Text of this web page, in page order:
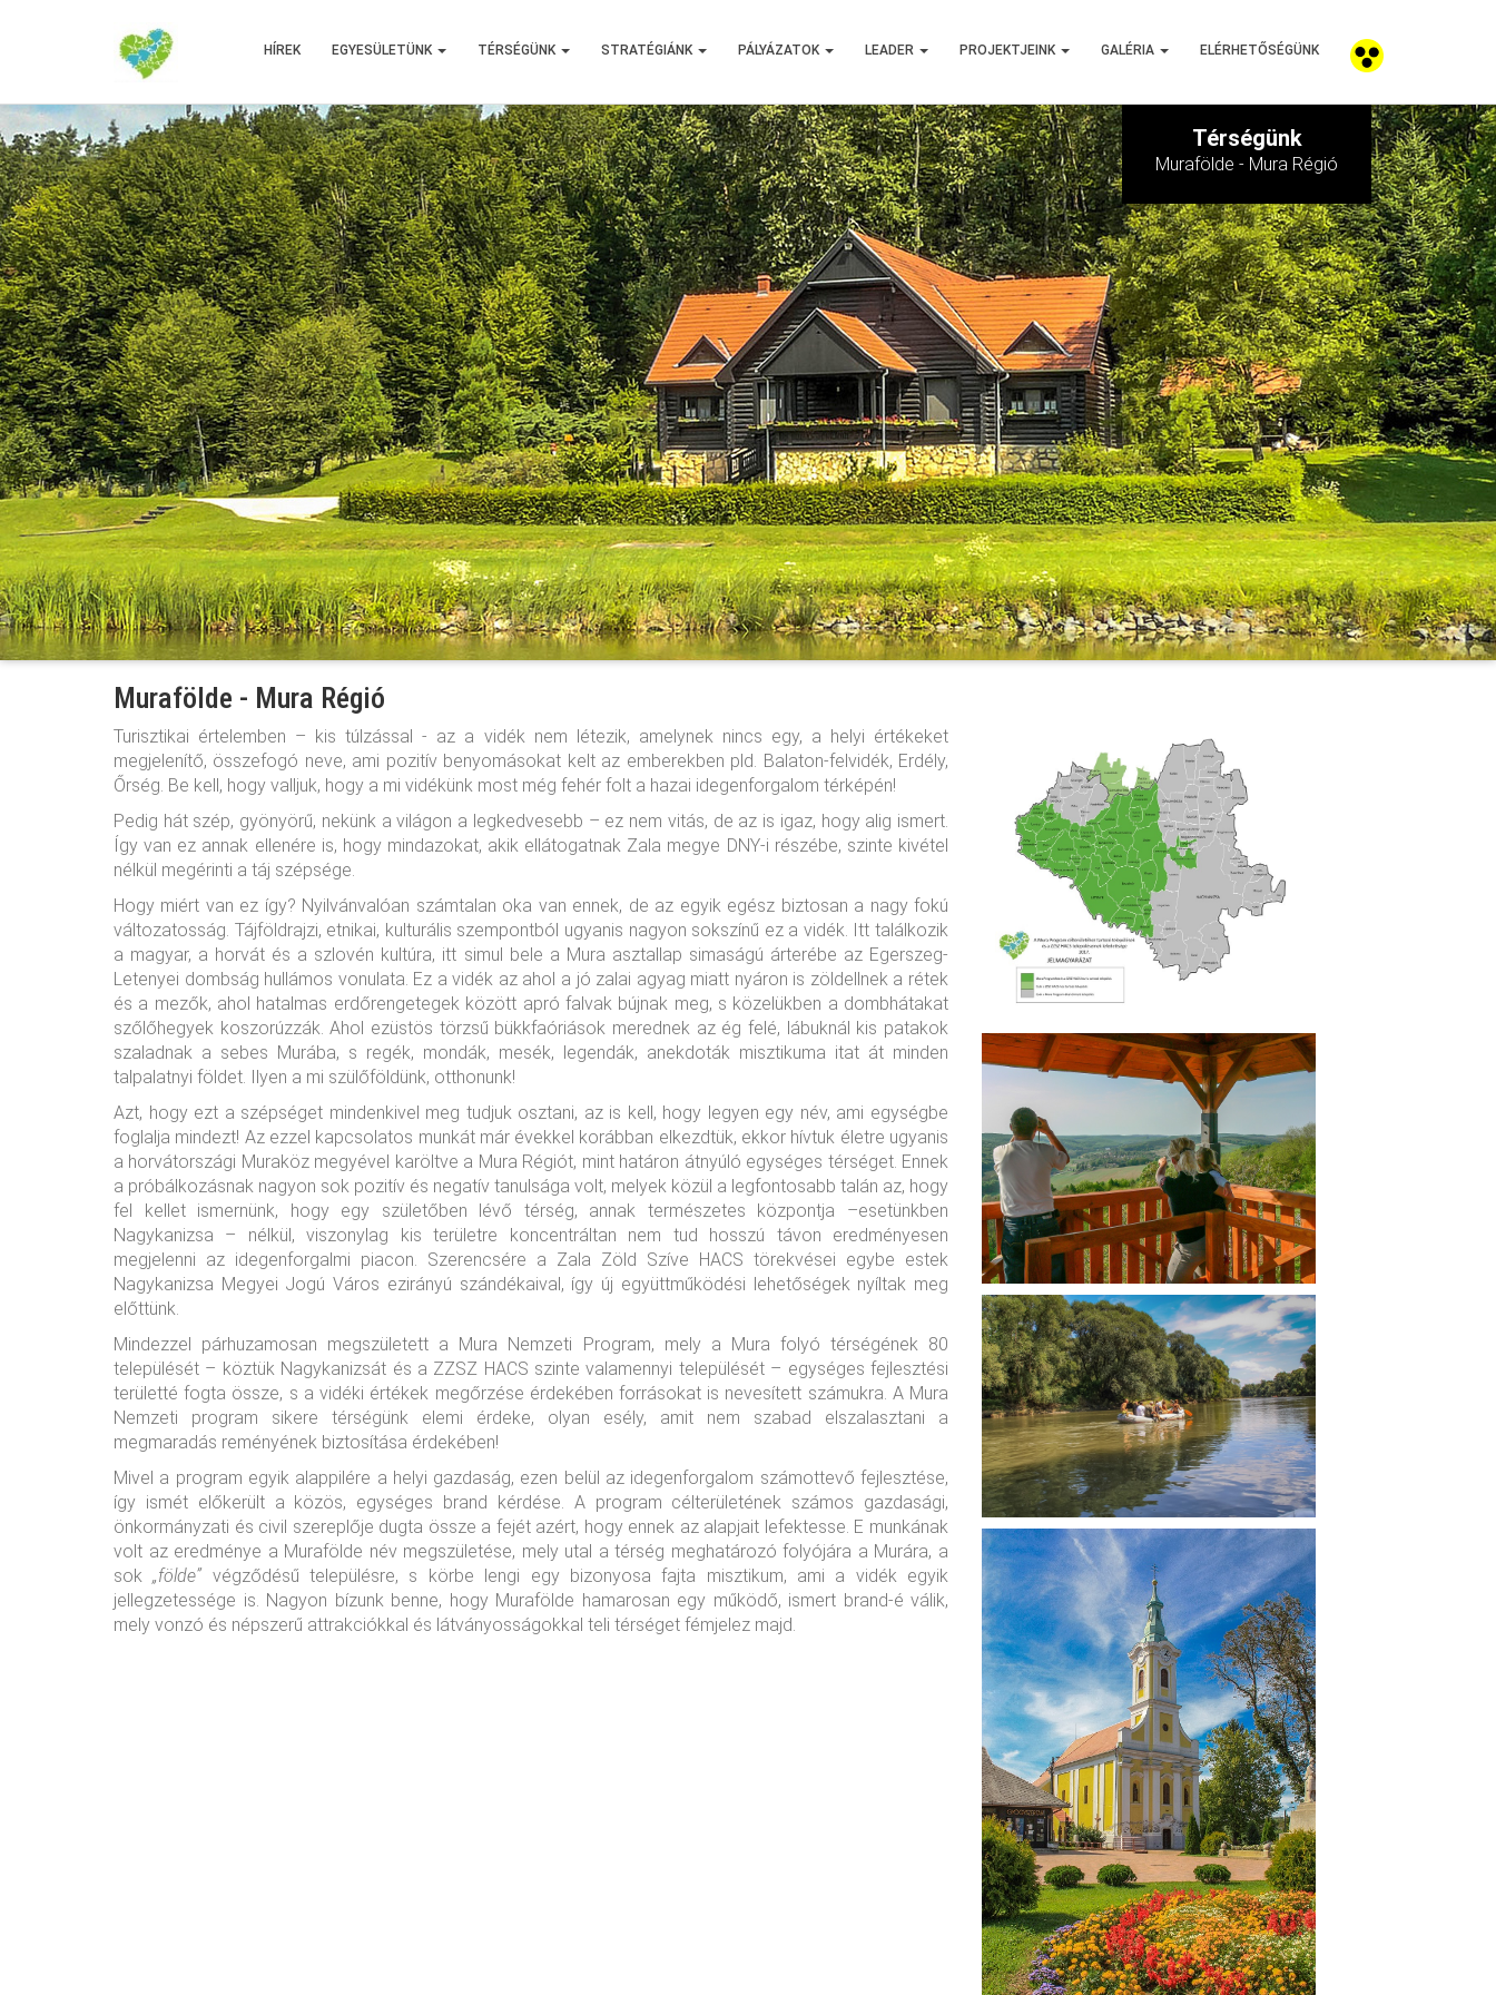
HÍREK EGYESÜLETÜNK TÉRSÉGÜNK STRATÉGIÁNK PÁLYÁZATOK LEADER PROJEKTJEINK GALÉRIA ELÉRHETŐSÉGÜNK
Térségünk
Murafölde - Mura Régió
Murafölde - Mura Régió
Turisztikai értelemben – kis túlzással - az a vidék nem létezik, amelynek nincs egy, a helyi értékeket
megjelenítő, összefogó neve, ami pozitív benyomásokat kelt az emberekben pld. Balaton-felvidék, Erdély,
Őrség. Be kell, hogy valljuk, hogy a mi vidékünk most még fehér folt a hazai idegenforgalom térképén!
Pedig hát szép, gyönyörű, nekünk a világon a legkedvesebb – ez nem vitás, de az is igaz, hogy alig ismert.
Így van ez annak ellenére is, hogy mindazokat, akik ellátogatnak Zala megye DNY-i részébe, szinte kivétel
nélkül megérinti a táj szépsége.
Hogy miért van ez így? Nyilvánvalóan számtalan oka van ennek, de az egyik egész biztosan a nagy fokú
változatosság. Tájföldrajzi, etnikai, kulturális szempontból ugyanis nagyon sokszínű ez a vidék. Itt találkozik
a magyar, a horvát és a szlovén kultúra, itt simul bele a Mura asztallap simaságú árterébe az Egerszeg-
Letenyei dombság hullámos vonulata. Ez a vidék az ahol a jó zalai agyag miatt nyáron is zöldellnek a rétek
és a mezők, ahol hatalmas erdőrengetegek között apró falvak bújnak meg, s közelükben a dombhátakat
szőlőhegyek koszorúzzák. Ahol ezüstös törzsű bükkfaóriások merednek az ég felé, lábuknál kis patakok
szaladnak a sebes Murába, s regék, mondák, mesék, legendák, anekdoták misztikuma itat át minden
talpalatnyi földet. Ilyen a mi szülőföldünk, otthonunk!
Azt, hogy ezt a szépséget mindenkivel meg tudjuk osztani, az is kell, hogy legyen egy név, ami egységbe
foglalja mindezt! Az ezzel kapcsolatos munkát már évekkel korábban elkezdtük, ekkor hívtuk életre ugyanis
a horvátországi Muraköz megyével karöltve a Mura Régiót, mint határon átnyúló egységes térséget. Ennek
a próbálkozásnak nagyon sok pozitív és negatív tanulsága volt, melyek közül a legfontosabb talán az, hogy
fel kellet ismernünk, hogy egy születőben lévő térség, annak természetes központja –esetünkben
Nagykanizsa – nélkül, viszonylag kis területre koncentráltan nem tud hosszú távon eredményesen
megjelenni az idegenforgalmi piacon. Szerencsére a Zala Zöld Szíve HACS törekvései egybe estek
Nagykanizsa Megyei Jogú Város ezirányú szándékaival, így új együttműködési lehetőségek nyíltak meg
előttünk.
Mindezzel párhuzamosan megszületett a Mura Nemzeti Program, mely a Mura folyó térségének 80
települését – köztük Nagykanizsát és a ZZSZ HACS szinte valamennyi települését – egységes fejlesztési
területté fogta össze, s a vidéki értékek megőrzése érdekében forrásokat is nevesített számukra. A Mura
Nemzeti program sikere térségünk elemi érdeke, olyan esély, amit nem szabad elszalasztani a
megmaradás reményének biztosítása érdekében!
Mivel a program egyik alappilére a helyi gazdaság, ezen belül az idegenforgalom számottevő fejlesztése,
így ismét előkerült a közös, egységes brand kérdése. A program célterületének számos gazdasági,
önkormányzati és civil szereplője dugta össze a fejét azért, hogy ennek az alapjait lefektesse. E munkának
volt az eredménye a Murafölde név megszületése, mely utal a térség meghatározó folyójára a Murára, a
sok„földe”végződésű településre, s körbe lengi egy bizonyosa fajta misztikum, ami a vidék egyik
jellegzetessége is. Nagyon bízunk benne, hogy Murafölde hamarosan egy működő, ismert brand-é válik,
mely vonzó és népszerű attrakciókkal és látványosságokkal teli térséget fémjelez majd.